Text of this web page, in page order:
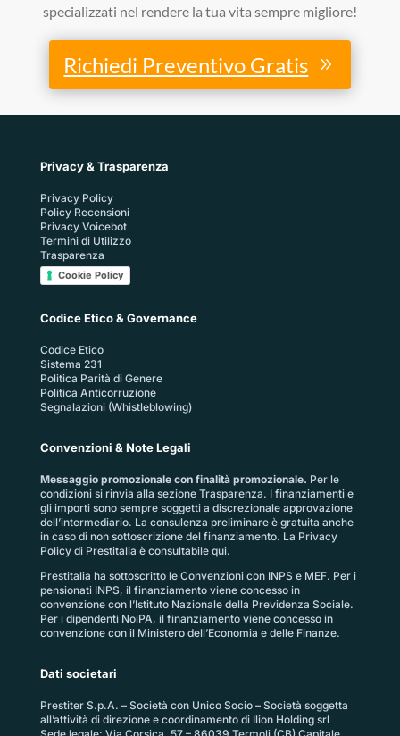
specializzati nel rendere la tua vita sempre migliore!
Richiedi Preventivo Gratis
Privacy & Trasparenza
Privacy Policy
Policy Recensioni
Privacy Voicebot
Termini di Utilizzo
Trasparenza
Cookie Policy
Codice Etico & Governance
Codice Etico
Sistema 231
Politica Parità di Genere
Politica Anticorruzione
Segnalazioni (Whistleblowing)
Convenzioni & Note Legali
Messaggio promozionale con finalità promozionale. Per le
condizioni si rinvia alla sezione Trasparenza. I finanziamenti e
gli importi sono sempre soggetti a discrezionale approvazione
dell’intermediario. La consulenza preliminare è gratuita anche
in caso di non sottoscrizione del finanziamento. La Privacy
Policy di Prestitalia è consultabile qui.
Prestitalia ha sottoscritto le Convenzioni con INPS e MEF. Per i
pensionati INPS, il finanziamento viene concesso in
convenzione con l’Istituto Nazionale della Previdenza Sociale.
Per i dipendenti NoiPA, il finanziamento viene concesso in
convenzione con il Ministero dell’Economia e delle Finanze.
Dati societari
Prestiter S.p.A. – Società con Unico Socio – Società soggetta
all’attività di direzione e coordinamento di Ilion Holding srl